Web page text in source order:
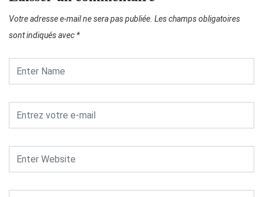
Votre adresse e-mail ne sera pas publiée. Les champs obligatoires
sont indiqués avec *